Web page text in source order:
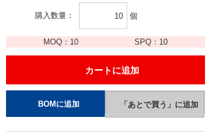
購入数量 個
MOQ： 10 SPQ： 10